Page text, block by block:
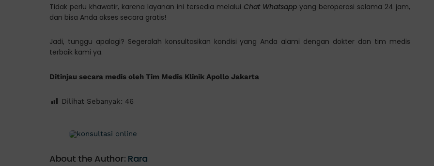
Tidak perlu khawatir, karena layanan ini tersedia melalui Chat Whatsappyang beroperasi selama 24 jam,
dan bisa Anda akses secara gratis!
Jadi, tunggu apalagi? Segeralah konsultasikan kondisi yang Anda alami dengan dokter dan tim medis
terbaik kami ya.
Ditinjau secara medis oleh Tim Medis Klinik Apollo Jakarta
Dilihat Sebanyak: 46
About the Author: Rara